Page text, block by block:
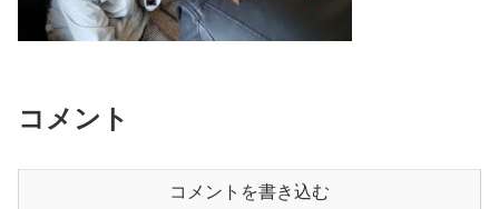
コメント
コメントを書き込む